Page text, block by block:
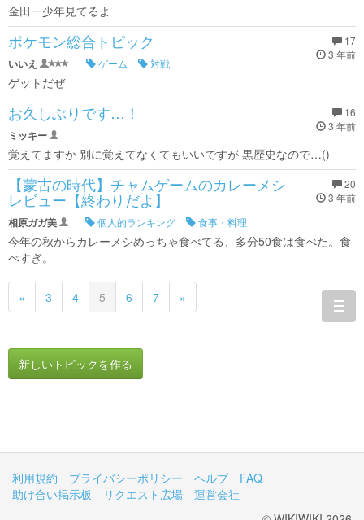
金田一少年見てるよ
17
3 年前
ポケモン総合トピック
いいえ ゲーム 対戦
ゲットだぜ
16
3 年前
お久しぶりです…！
ミッキー
覚えてますか 別に覚えてなくてもいいですが 黒歴史なので…()
20
3 年前
【蒙古の時代】チャムゲームのカレーメシ
レビュー【終わりだよ】
相原ガガ美 個人的ランキング 食事・料理
今年の秋からカレーメシめっちゃ食べてる、多分50食は食べた。食
べすぎ。
« 3 4 5 6 7 »
新しいトピックを作る
利用規約 プライバシーポリシー ヘルプ
FAQ
助け合い掲示板
リクエスト広場
運営会社